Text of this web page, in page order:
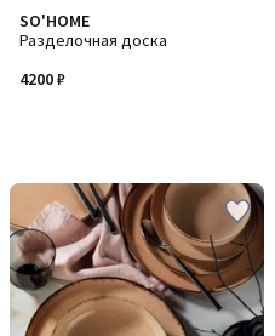
SO'HOME
Разделочная доска
4200 ₽